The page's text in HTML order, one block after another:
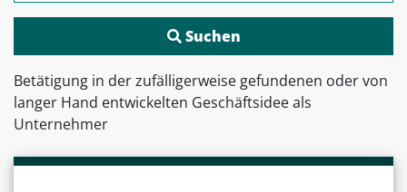
Betätigung in der zufälligerweise gefundenen oder von
langer Hand entwickelten Geschäftsidee als
Unternehmer